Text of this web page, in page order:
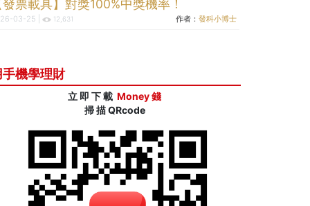
票載具】對獎100%中獎機率！
03-25 | 12,631 作者：發科小博士
手機學理財
立 即 下 載 Money 錢
掃 描 QRcode